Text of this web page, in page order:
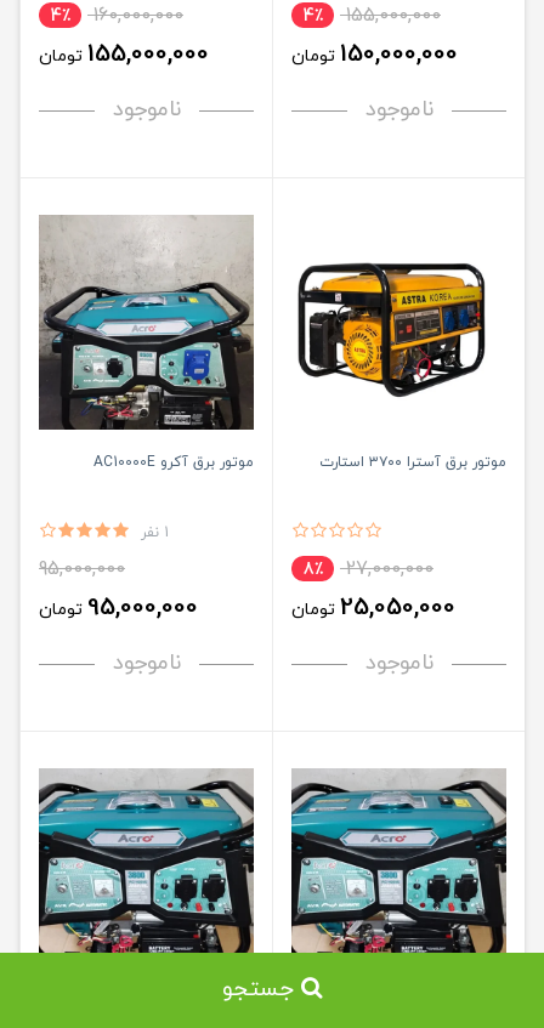
155,000,000 4٪
150,000,000 تومان
ناموجود
160,000,000 4٪
155,000,000 تومان
ناموجود
موتور برق آسترا ۳۷۰۰ استارت
27,000,000 8٪
25,050,000 تومان
ناموجود
موتور برق آکرو AC10000E
1 نفر
95,000,000
95,000,000 تومان
ناموجود